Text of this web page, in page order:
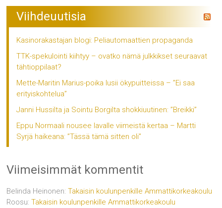
Viihdeuutisia
Kasinorakastajan blogi: Peliautomaattien propaganda
TTK-spekulointi kiihtyy – ovatko nämä julkkikset seuraavat
tähtioppilaat?
Mette-Maritin Marius-poika lusii ökypuitteissa – ”Ei saa
erityiskohtelua”
Janni Hussilta ja Sointu Borgilta shokkiuutinen: ”Breikki”
Eppu Normaali nousee lavalle viimeistä kertaa – Martti
Syrjä haikeana: ”Tässä tämä sitten oli”
Viimeisimmät kommentit
Belinda Heinonen:Takaisin koulunpenkille Ammattikorkeakoulu
Roosu:Takaisin koulunpenkille Ammattikorkeakoulu